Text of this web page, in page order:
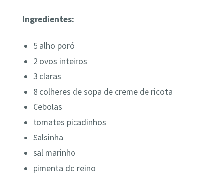
Ingredientes:
5 alho poró
2 ovos inteiros
3 claras
8 colheres de sopa de creme de ricota
Cebolas
tomates picadinhos
Salsinha
sal marinho
pimenta do reino